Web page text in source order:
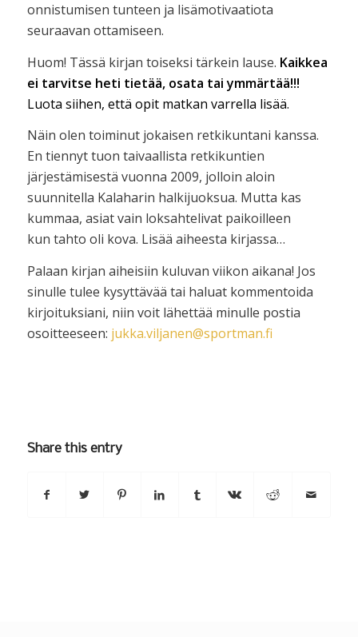
onnistumisen tunteen ja lisämotivaatiota
seuraavan ottamiseen.
Huom! Tässä kirjan toiseksi tärkein lause. Kaikkea
ei tarvitse heti tietää, osata tai ymmärtää!!!
Luota siihen, että opit matkan varrella lisää.
Näin olen toiminut jokaisen retkikuntani kanssa.
En tiennyt tuon taivaallista retkikuntien
järjestämisestä vuonna 2009, jolloin aloin
suunnitella Kalaharin halkijuoksua. Mutta kas
kummaa, asiat vain loksahtelivat paikoilleen
kun tahto oli kova. Lisää aiheesta kirjassa…
Palaan kirjan aiheisiin kuluvan viikon aikana! Jos
sinulle tulee kysyttävää tai haluat kommentoida
kirjoituksiani, niin voit lähettää minulle postia
osoitteeseen: jukka.viljanen@sportman.fi
Share this entry